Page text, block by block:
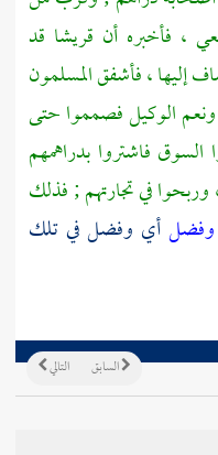
، فأخبره أن قريشا قد
إليها ، فأشفق المسلمون
الوكيل فصمموا حتى
فاشتروا بدراهمهم
، وربحوا في تجارتهم ; فذلك
وفضلأي وفضل في تلك
التالي السابق